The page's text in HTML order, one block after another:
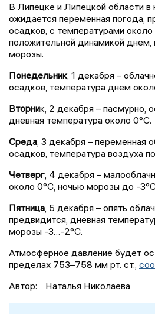
В Липецке и Липецкой области в
ожидается переменная погода,
осадков, с температурами
положительной динамикой днем,
морозы.
Понедельник, 1 декабря –
осадков, температура днем
Вторник, 2 декабря – пасмурно,
дневная температура около 0°C.
Среда, 3 декабря – переменная
осадков, температура воздуха
Четверг, 4 декабря –
около 0°C, ночью морозы до -
Пятница, 5 декабря – опять
предвидится, дневная
морозы -3…-2°C.
Атмосферное давление будет
пределах 753–758 мм рт. ст.,
Автор:
Наталья Николаева